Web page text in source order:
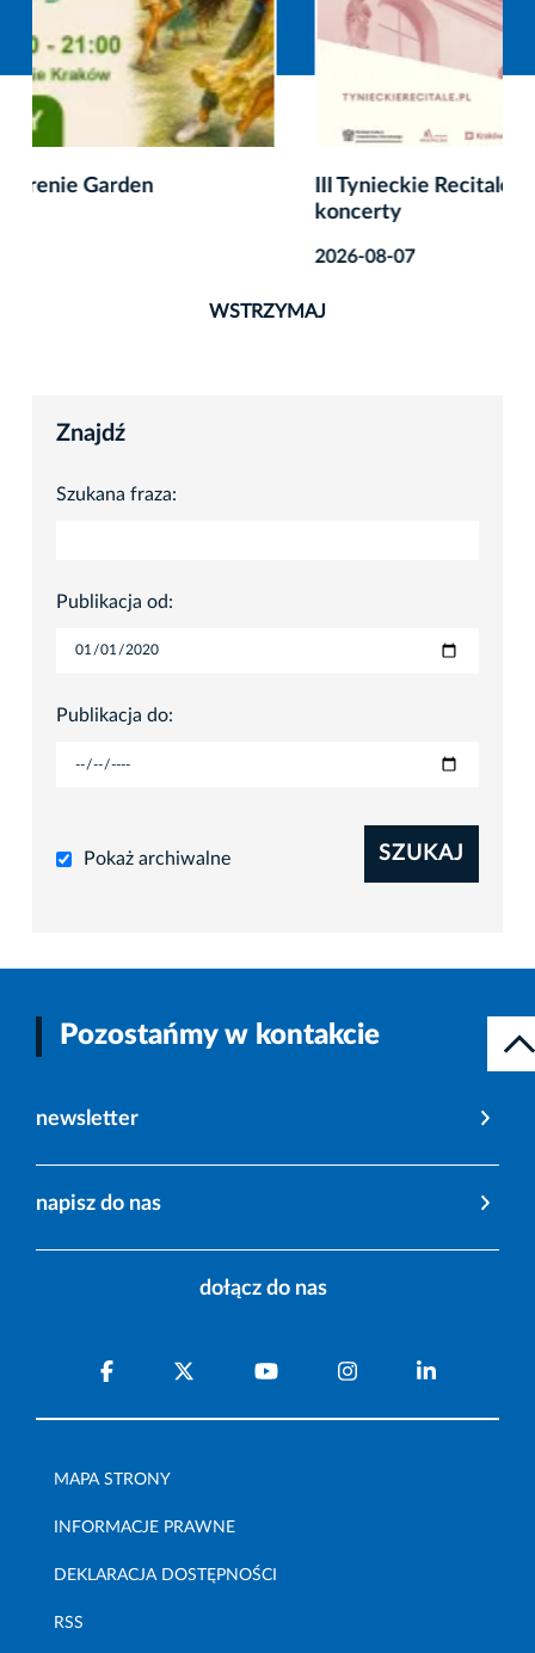
III Tynieckie Recitale Kameralne – finałowe
WSTRZYMAJ
Znajdź
Szukana fraza:
Publikacja od:
Publikacja do:
Pokaż archiwalne SZUKAJ
Pozostańmy w kontakcie
newsletter
napisz do nas
dołącz do nas
MAPA STRONY
INFORMACJE PRAWNE
DEKLARACJA DOSTĘPNOŚCI
RSS